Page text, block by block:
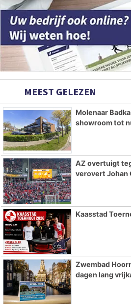
MEEST GELEZEN
Molenaar
showroom tot
AZ overtuigt
verovert Johan
Kaasstad
Zwembad
dagen lang